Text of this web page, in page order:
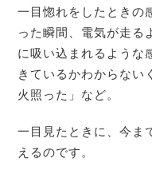
一目惚れをしたときの
った瞬間、電気が走る
に吸い込まれるような
きているかわからない
火照った」など。
一目見たときに、今ま
えるのです。